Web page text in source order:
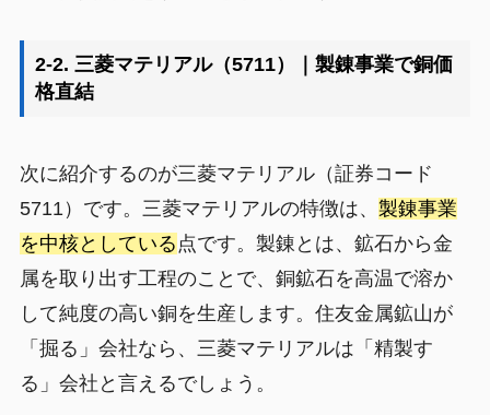
2-2. 三菱マテリアル（5711）｜製錬事業で銅価
格直結
次に紹介するのが三菱マテリアル（証券コード
5711）です。三菱マテリアルの特徴は、 製錬事業
を中核としている 点です。製錬とは、鉱石から金
属を取り出す工程のことで、銅鉱石を高温で溶か
して純度の高い銅を生産します。住友金属鉱山が
「掘る」会社なら、三菱マテリアルは「精製す
る」会社と言えるでしょう。